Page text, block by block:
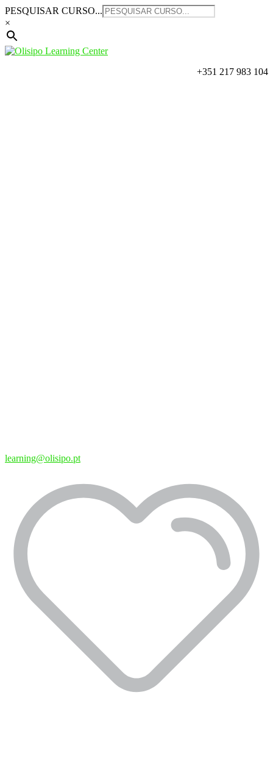
Saltar
para
o
conteúdo
PESQUISAR CURSO...
×
+351 217 983 104
learning@olisipo.pt